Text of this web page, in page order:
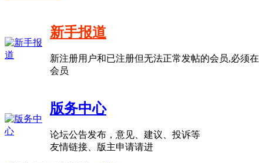
新手报道
新注册用户和已注册但无法正常发帖的会员,必须
会员
版务中心
论坛公告发布，意见、建议、投诉等
友情链接、版主申请请进